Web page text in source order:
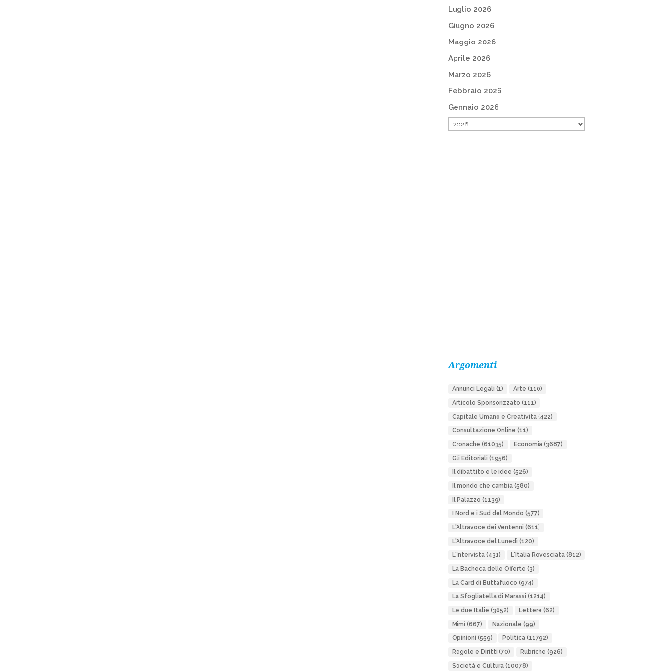
Luglio 2026
Giugno 2026
Maggio 2026
Aprile 2026
Marzo 2026
Febbraio 2026
Gennaio 2026
Argomenti
Annunci Legali (1) Arte (110)
Articolo Sponsorizzato (111)
Capitale Umano e Creatività(422)
Consultazione Online (11)
Cronache (61035) Economia(3687)
Gli Editoriali (1956)
Il dibattito e le idee (526)
Il mondo che cambia(580)
Il Palazzo (1139)
I Nord e i Sud del Mondo (577)
L'Altravoce dei Ventenni (611)
L'Altravoce del Lunedì (120)
L'Intervista(431) L'Italia Rovesciata(812)
La Bacheca delle Offerte (3)
La Card di Buttafuoco (974)
La Sfogliatella di Marassi (1214)
Le due Italie (3052) Lettere (62)
Mimì (667) Nazionale (99)
Opinioni (559) Politica(11792)
Regole e Diritti (70) Rubriche (926)
Società e Cultura(10078)